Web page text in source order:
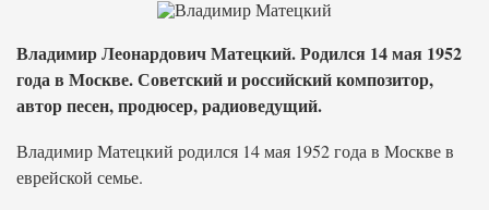
Владимир Леонардович Матецкий. Родился 14 мая 1952
года в Москве. Советский и российский композитор,
автор песен, продюсер, радиоведущий.
Владимир Матецкий родился 14 мая 1952 года в Москве в
еврейской семье.